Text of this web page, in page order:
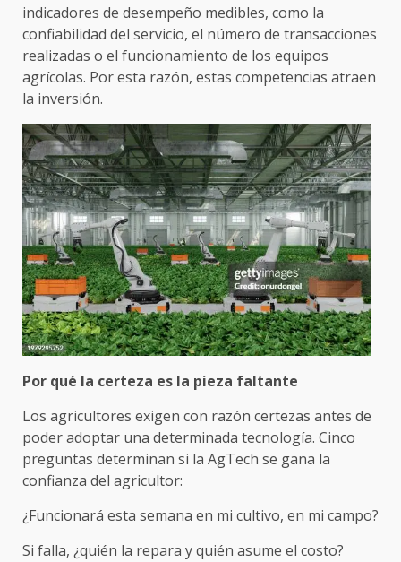
indicadores de desempeño medibles, como la
confiabilidad del servicio, el número de transacciones
realizadas o el funcionamiento de los equipos
agrícolas. Por esta razón, estas competencias atraen
la inversión.
Por qué la certeza es la pieza faltante
Los agricultores exigen con razón certezas antes de
poder adoptar una determinada tecnología. Cinco
preguntas determinan si la AgTech se gana la
confianza del agricultor:
¿Funcionará esta semana en mi cultivo, en mi campo?
Si falla, ¿quién la repara y quién asume el costo?